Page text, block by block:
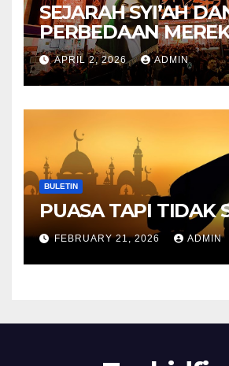
SEJARAH SYI’AH DAN
PERBEDAAN
ANTARA DULU DAN
SEKARANG
APRIL 2, 2026 ADMIN
BULETIN
PUASA TAPI TIDAK
FEBRUARY 21, 2026 ADMIN